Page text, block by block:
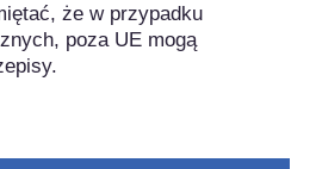
że w przypadku
poza UE mogą